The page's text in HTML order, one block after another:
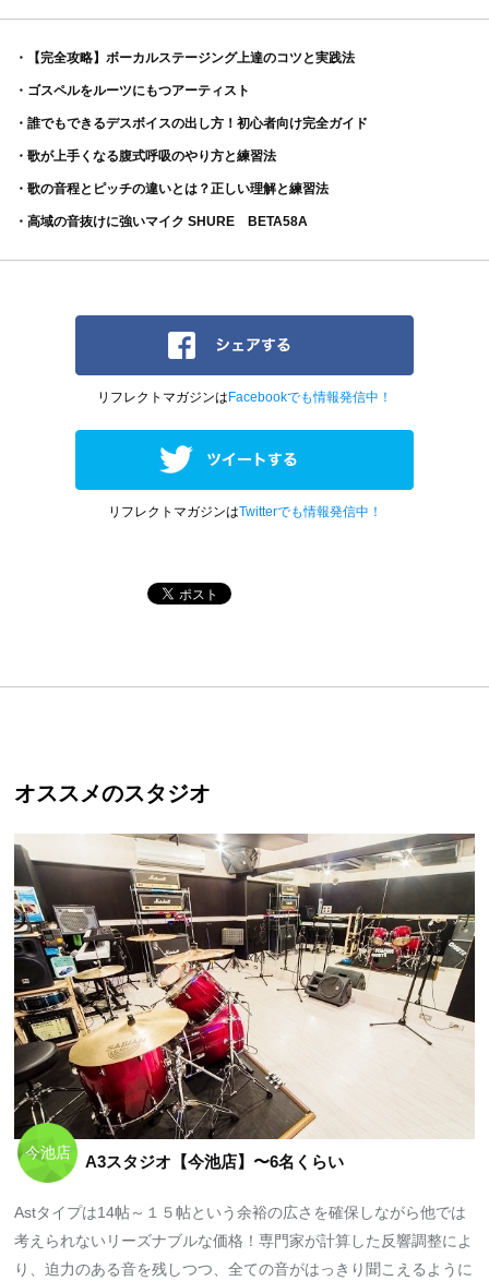
・【完全攻略】ボーカルステージング上達のコツと実践法
・ゴスペルをルーツにもつアーティスト
・誰でもできるデスボイスの出し方！初心者向け完全ガイド
・歌が上手くなる腹式呼吸のやり方と練習法
・歌の音程とピッチの違いとは？正しい理解と練習法
・高域の音抜けに強いマイク SHURE BETA58A
リフレクトマガジンはFacebookでも情報発信中！
リフレクトマガジンはTwitterでも情報発信中！
オススメのスタジオ
今池店 A3スタジオ【今池店】〜6名くらい
Astタイプは14帖～１５帖という余裕の広さを確保しながら他では
考えられないリーズナブルな価格！専門家が計算した反響調整によ
り、迫力のある音を残しつつ、全ての音がはっきり聞こえるように